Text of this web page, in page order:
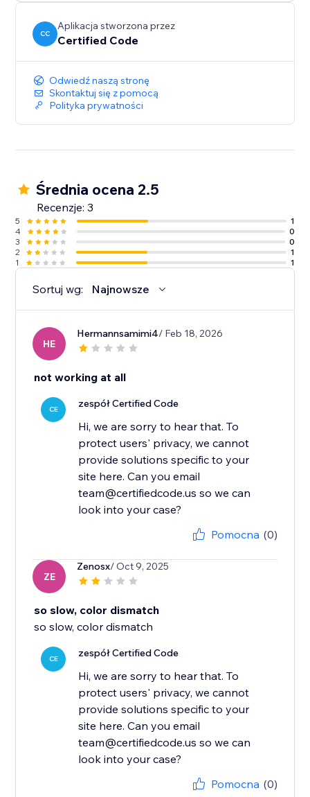
CC
Aplikacja stworzona przez
Certified Code
Odwiedź naszą stronę
Skontaktuj się z pomocą
Polityka prywatności
Średnia ocena 2.5
Recenzje: 3
5
1
4
0
3
0
2
1
1
1
Sortuj wg: Najnowsze
HE
Hermannsamimi4/ Feb 18, 2026
not working at all
CE zespół Certified Code
Hi, we are sorry to hear that. To
protect users' privacy, we cannot
provide solutions specific to your
site here. Can you email
team@certifiedcode.us so we can
look into your case?
Pomocna (0)
ZE
Zenosx/ Oct 9, 2025
so slow, color dismatch
so slow, color dismatch
CE zespół Certified Code
Hi, we are sorry to hear that. To
protect users' privacy, we cannot
provide solutions specific to your
site here. Can you email
team@certifiedcode.us so we can
look into your case?
Pomocna (0)